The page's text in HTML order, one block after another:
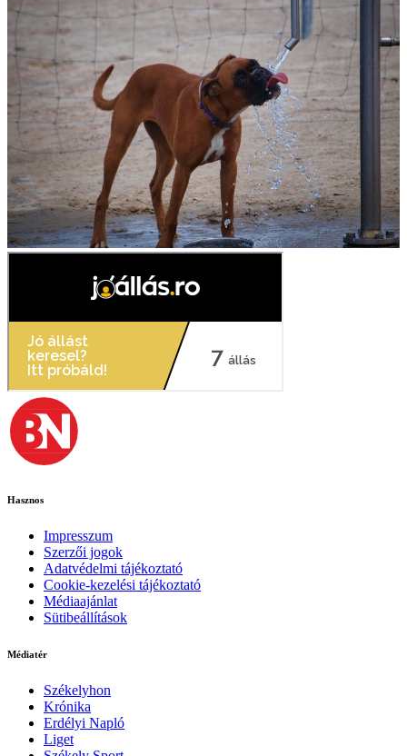
Hasznos
Impresszum
Szerzői jogok
Adatvédelmi tájékoztató
Cookie-kezelési tájékoztató
Médiaajánlat
Sütibeállítások
Médiatér
Székelyhon
Krónika
Erdélyi Napló
Liget